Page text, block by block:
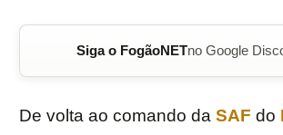
Siga o FogãoNETno Google
De volta ao comando da SAF do